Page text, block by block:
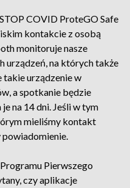
COVID ProteGO Safe
kontakcie z osobą
monitoruje nasze
urządzeń, na których także
takie urządzenie w
a spotkanie będzie
na 14 dni. Jeśli w tym
mieliśmy kontakt
powiadomienie.
Pierwszego
czy aplikacje